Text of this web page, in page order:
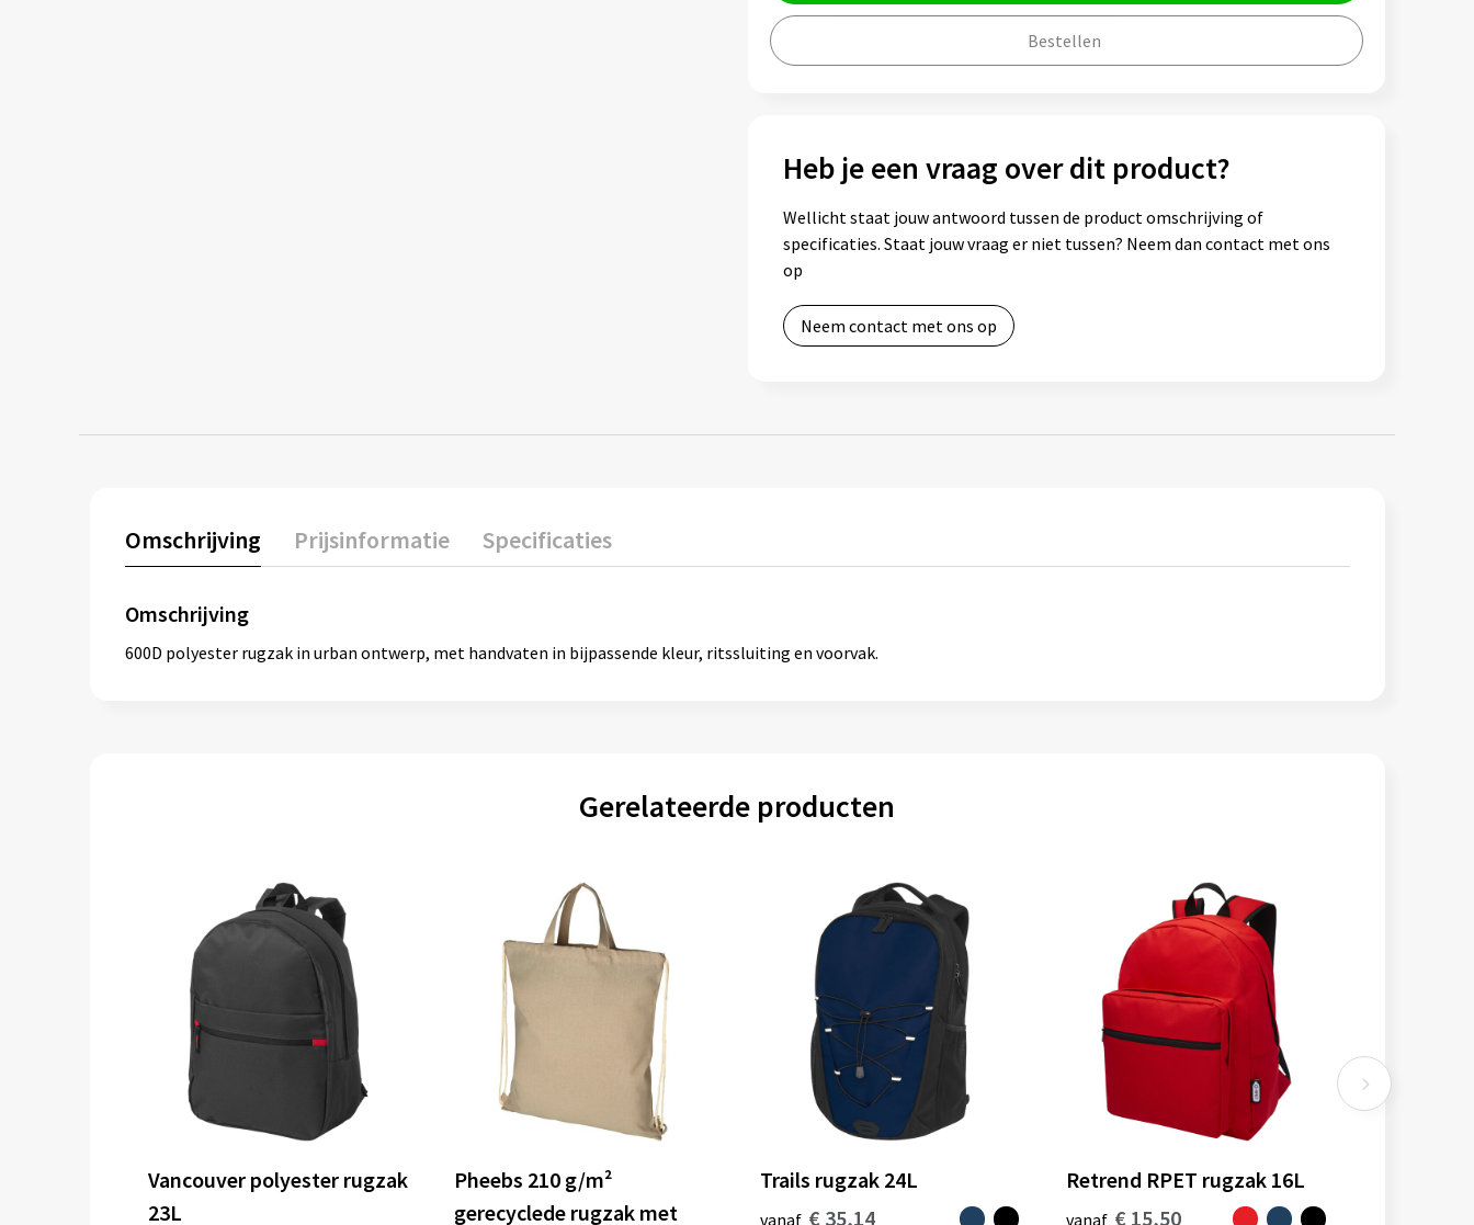
Bestellen
Heb je een vraag over dit product?
Wellicht staat jouw antwoord tussen de product omschrijving of
specificaties. Staat jouw vraag er niet tussen? Neem dan contact met ons
op
Neem contact met ons op
Omschrijving Prijsinformatie Specificaties
Omschrijving
600D polyester rugzak in urban ontwerp, met handvaten in bijpassende kleur, ritssluiting en voorvak.
Gerelateerde producten
Vancouver polyester rugzak
23L
Pheebs 210 g/m²
gerecyclede rugzak met
Trails rugzak 24L
vanaf € 35,14
Retrend RPET rugzak 16L
vanaf € 15,50